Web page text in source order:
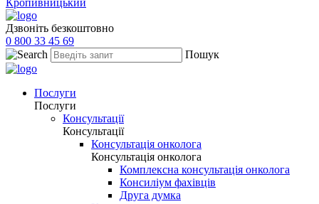
Кропивницький
Дзвоніть безкоштовно
0 800 33 45 69
Пошук
Послуги
Послуги
Консультації
Консультації
Консультація онколога
Консультація онколога
Комплексна консультація онколога
Консиліум фахівців
Друга думка